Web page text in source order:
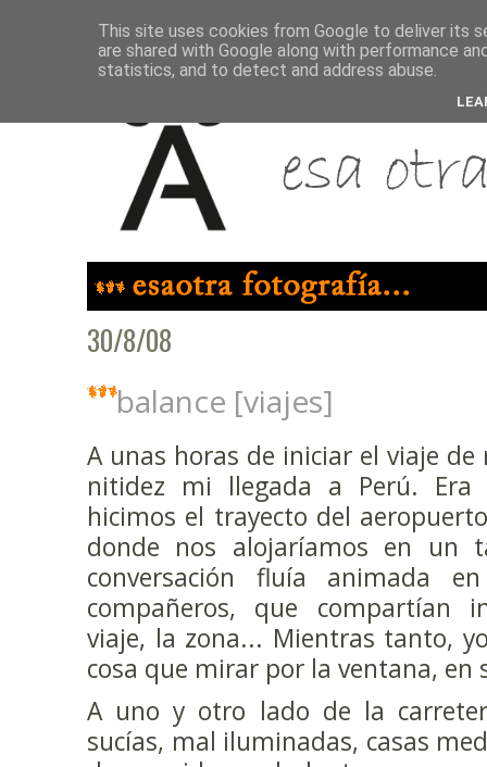
30/8/08
balance [viajes]
A unas horas de iniciar el viaje de
nitidez mi llegada a Perú. Era
hicimos el trayecto del
donde nos alojaríamos en un
conversación fluía animada
compañeros, que compartían
viaje, la zona... Mientras tanto,
cosa que mirar por la ventana, en
A uno y otro lado de la
sucías, mal iluminadas, casas
This site uses cookies from Google to deliver its
are shared with Google along with performance
statistics, and to detect and address abuse.